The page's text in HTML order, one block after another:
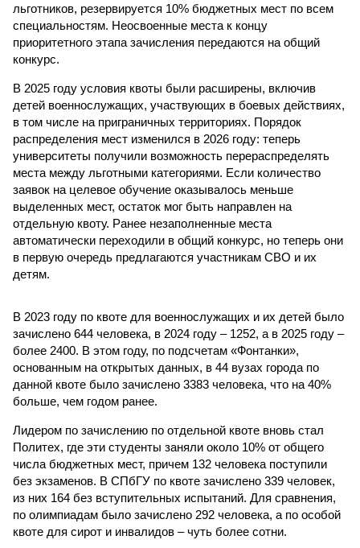
льготников, резервируется 10% бюджетных мест по всем
специальностям. Неосвоенные места к концу
приоритетного этапа зачисления передаются на общий
конкурс.
В 2025 году условия квоты были расширены, включив
детей военнослужащих, участвующих в боевых действиях,
в том числе на приграничных территориях. Порядок
распределения мест изменился в 2026 году: теперь
университеты получили возможность перераспределять
места между льготными категориями. Если количество
заявок на целевое обучение оказывалось меньше
выделенных мест, остаток мог быть направлен на
отдельную квоту. Ранее незаполненные места
автоматически переходили в общий конкурс, но теперь они
в первую очередь предлагаются участникам СВО и их
детям.
В 2023 году по квоте для военнослужащих и их детей было
зачислено 644 человека, в 2024 году – 1252, а в 2025 году –
более 2400. В этом году, по подсчетам «Фонтанки»,
основанным на открытых данных, в 44 вузах города по
данной квоте было зачислено 3383 человека, что на 40%
больше, чем годом ранее.
Лидером по зачислению по отдельной квоте вновь стал
Политех, где эти студенты заняли около 10% от общего
числа бюджетных мест, причем 132 человека поступили
без экзаменов. В СПбГУ по квоте зачислено 339 человек,
из них 164 без вступительных испытаний. Для сравнения,
по олимпиадам было зачислено 292 человека, а по особой
квоте для сирот и инвалидов – чуть более сотни.